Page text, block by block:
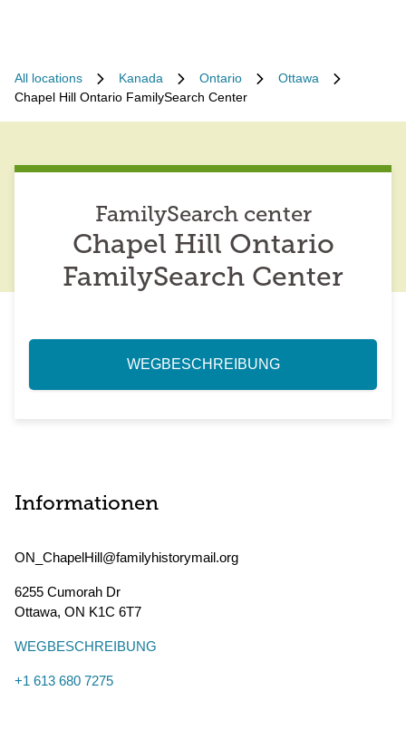
All locations Kanada Ontario
Ottawa
Chapel Hill Ontario FamilySearch Center
FamilySearch center
Chapel Hill Ontario
FamilySearch Center
WEGBESCHREIBUNG
Informationen
ON_ChapelHill@familyhistorymail.org
6255 Cumorah Dr
Ottawa, ON K1C 6T7
WEGBESCHREIBUNG
+1 613 680 7275